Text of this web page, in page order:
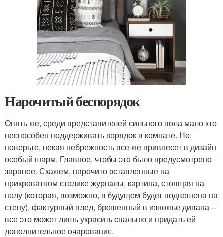
Нарочитый беспорядок
Опять же, среди представителей сильного пола мало кто
неспособен поддерживать порядок в комнате. Но,
поверьте, некая небрежность все же привнесет в дизайн
особый шарм. Главное, чтобы это было предусмотрено
заранее. Скажем, нарочито оставленные на
прикроватном столике журналы, картина, стоящая на
полу (которая, возможно, в будущем будет подвешена на
стену), фактурный плед, брошенный в изножье дивана –
все это может лишь украсить спальню и придать ей
дополнительное очарование.